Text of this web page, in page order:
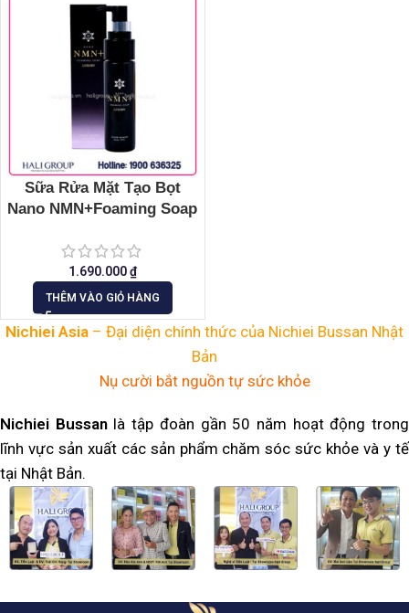
Sữa Rửa Mặt Tạo Bọt
Nano NMN+Foaming Soap
1.690.000₫
THÊM VÀO GIỎ HÀNG
Nichiei Asia – Đại diện chính thức của Nichiei Bussan Nhật
Bản
Nụ cười bắt nguồn tự sức khỏe
Nichiei Bussanlà tập đoàn gần 50 năm hoạt động trong
lĩnh vực sản xuất các sản phẩm chăm sóc sức khỏe và y tế
tại Nhật Bản.